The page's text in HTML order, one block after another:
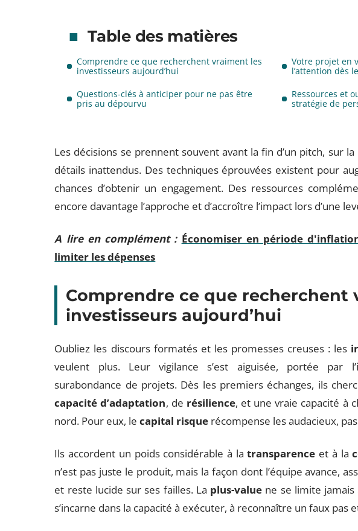
Table des matières
Comprendre ce que recherchent vraiment les
investisseurs aujourd’hui
Votre projet en
l’attention dès
Questions-clés à anticiper pour ne pas être
pris au dépourvu
Ressources et
stratégie de
Les décisions se prennent souvent avant la fin d’un pitch, sur
détails inattendus. Des techniques éprouvées existent pour
chances d’obtenir un engagement. Des ressources
encore davantage l’approche et d’accroître l’impact lors d’une
A lire en complément : Économiser en période
limiter les dépenses
Comprendre ce que recherchent
investisseurs aujourd’hui
Oubliez les discours formatés et les promesses creuses : les
veulent plus. Leur vigilance s’est aiguisée, portée par
surabondance de projets. Dès les premiers échanges, ils
capacité d’adaptation, de résilience, et une vraie capacité à
nord. Pour eux, lecapital risque récompense les audacieux,
Ils accordent un poids considérable à latransparence et à la
n’est pas juste le produit, mais la façon dont l’équipe avance,
et reste lucide sur ses failles. La plus-value ne se limite jamais
s’incarne dans la capacité à exécuter, à reconnaître un faux pas